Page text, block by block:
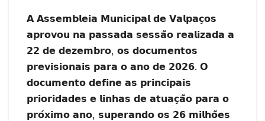
𝗔 𝗔𝘀𝘀𝗲𝗺𝗯𝗹𝗲𝗶𝗮 𝗠𝘂𝗻𝗶𝗰𝗶𝗽𝗮𝗹 𝗱𝗲 𝗩𝗮𝗹𝗽𝗮𝗰̧𝗼𝘀
𝗮𝗽𝗿𝗼𝘃𝗼𝘂 𝗻𝗮 𝗽𝗮𝘀𝘀𝗮𝗱𝗮 𝘀𝗲𝘀𝘀𝗮̃𝗼 𝗿𝗲𝗮𝗹𝗶𝘇𝗮𝗱𝗮 𝗮
𝟮𝟮 𝗱𝗲 𝗱𝗲𝘇𝗲𝗺𝗯𝗿𝗼, 𝗼𝘀 𝗱𝗼𝗰𝘂𝗺𝗲𝗻𝘁𝗼𝘀
𝗽𝗿𝗲𝘃𝗶𝘀𝗶𝗼𝗻𝗮𝗶𝘀 𝗽𝗮𝗿𝗮 𝗼 𝗮𝗻𝗼 𝗱𝗲 𝟮𝟬𝟮𝟲. 𝗢
𝗱𝗼𝗰𝘂𝗺𝗲𝗻𝘁𝗼 𝗱𝗲𝗳𝗶𝗻𝗲 𝗮𝘀 𝗽𝗿𝗶𝗻𝗰𝗶𝗽𝗮𝗶𝘀
𝗽𝗿𝗶𝗼𝗿𝗶𝗱𝗮𝗱𝗲𝘀 𝗲 𝗹𝗶𝗻𝗵𝗮𝘀 𝗱𝗲 𝗮𝘁𝘂𝗮𝗰̧𝗮̃𝗼 𝗽𝗮𝗿𝗮 𝗼
𝗽𝗿𝗼́𝘅𝗶𝗺𝗼 𝗮𝗻𝗼, 𝘀𝘂𝗽𝗲𝗿𝗮𝗻𝗱𝗼 𝗼𝘀 𝟮𝟲 𝗺𝗶𝗹𝗵𝗼̃𝗲𝘀